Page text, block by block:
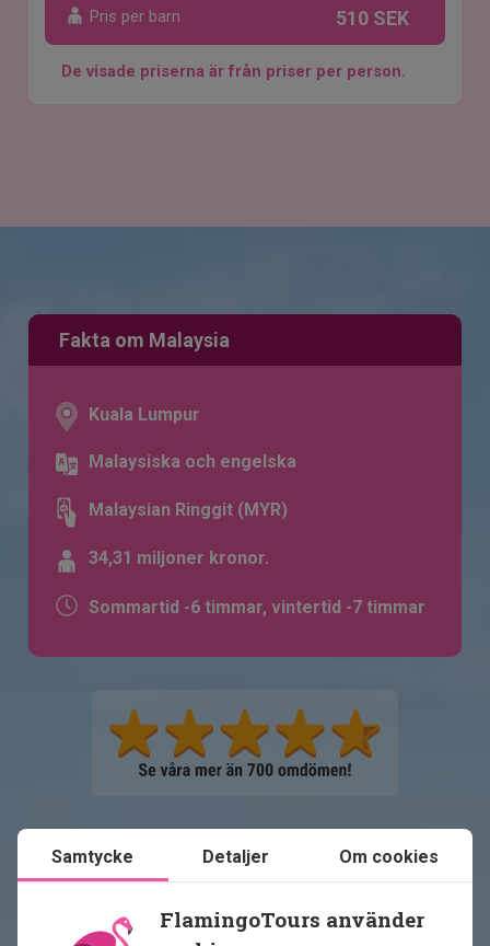
Pris per barn 510 SEK
De visade priserna är från priser per person.
Fakta om Malaysia
Kuala Lumpur
Malaysiska och engelska
Malaysian Ringgit (MYR)
34,31 miljoner kronor.
Sommartid -6 timmar, vintertid -7 timmar
Malaysia
Se karta
Samtycke Detaljer Om cookies
FlamingoTours använder